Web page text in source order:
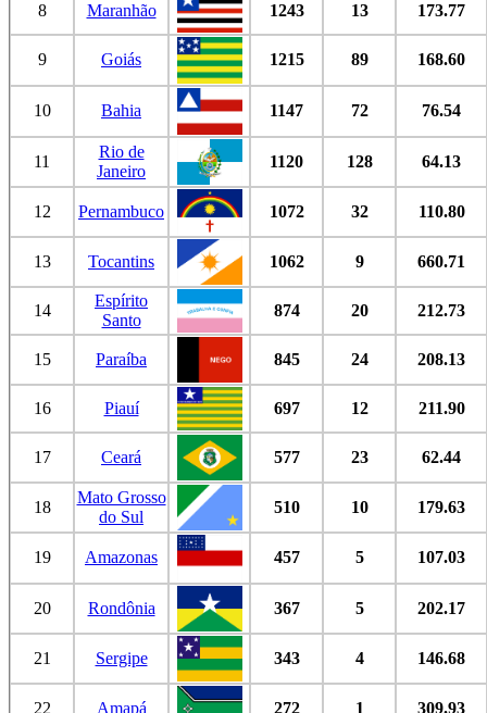
8 Maranhão 1243 13 173.77
9 Goiás 1215 89 168.60
10 Bahia 1147 72 76.54
11
Rio de
Janeiro
1120 128 64.13
12 Pernambuco 1072 32 110.80
13 Tocantins 1062 9 660.71
14
Espírito
Santo
874 20 212.73
15 Paraíba 845 24 208.13
16 Piauí 697 12 211.90
17 Ceará 577 23 62.44
18
Mato Grosso
do Sul
510 10 179.63
19 Amazonas 457 5 107.03
20 Rondônia 367 5 202.17
21 Sergipe 343 4 146.68
22 Amapá 272 1 309.93